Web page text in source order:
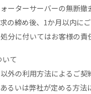
ーターサーバーの無断撤
の締め後、1か月以内に
分に付いてはお客様の責
いて
外の利用方法によるご契
るいは弊社が定める方